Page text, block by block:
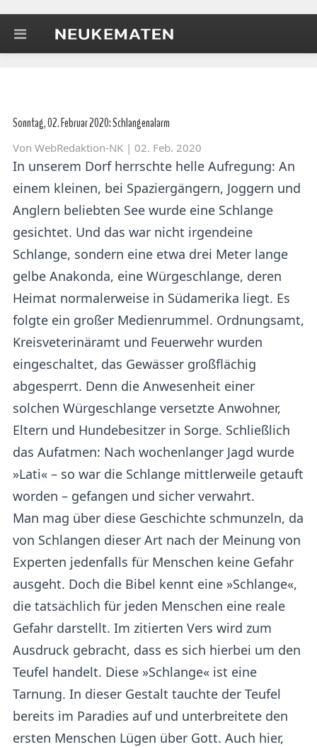
Sonntag, 02. Februar 2020: Schlangenalarm
Von WebRedaktion-NK | 02. Feb. 2020
In unserem Dorf herrschte helle Aufregung: An
einem kleinen, bei Spaziergängern, Joggern und
Anglern beliebten See wurde eine Schlange
gesichtet. Und das war nicht irgendeine
Schlange, sondern eine etwa drei Meter lange
gelbe Anakonda, eine Würgeschlange, deren
Heimat normalerweise in Südamerika liegt. Es
folgte ein großer Medienrummel. Ordnungsamt,
Kreisveterinäramt und Feuerwehr wurden
eingeschaltet, das Gewässer großflächig
abgesperrt. Denn die Anwesenheit einer
solchen Würgeschlange versetzte Anwohner,
Eltern und Hundebesitzer in Sorge. Schließlich
das Aufatmen: Nach wochenlanger Jagd wurde
»Lati« – so war die Schlange mittlerweile getauft
worden – gefangen und sicher verwahrt.
Man mag über diese Geschichte schmunzeln, da
von Schlangen dieser Art nach der Meinung von
Experten jedenfalls für Menschen keine Gefahr
ausgeht. Doch die Bibel kennt eine »Schlange«,
die tatsächlich für jeden Menschen eine reale
Gefahr darstellt. Im zitierten Vers wird zum
Ausdruck gebracht, dass es sich hierbei um den
Teufel handelt. Diese »Schlange« ist eine
Tarnung. In dieser Gestalt tauchte der Teufel
bereits im Paradies auf und unterbreitete den
ersten Menschen Lügen über Gott. Auch hier,